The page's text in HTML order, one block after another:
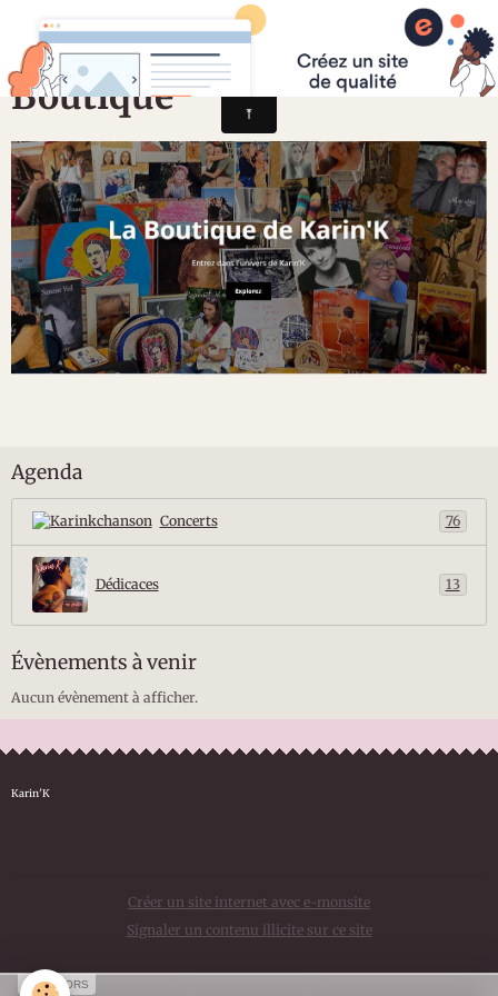
Karin'K
Boutique
Agenda
Concerts 76
Dédicaces 13
Évènements à venir
Aucun évènement à afficher.
Karin'K
Créer un site internet avec e-monsite
Signaler un contenu illicite sur ce site
SPONSORS